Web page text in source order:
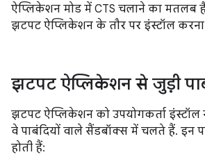
ऐप्लिकेशन मोड में CTS चलाने का मतलब
झटपट ऐप्लिकेशन के तौर पर इंस्टॉल
झटपट ऐप्लिकेशन से जुड़ी
झटपट ऐप्लिकेशन को उपयोगकर्ता
वे पाबंदियों वाले सैंडबॉक्स में चलते हैं. इन
होती हैं: